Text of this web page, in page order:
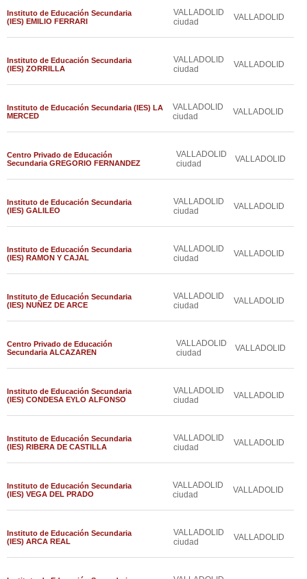
Instituto de Educación Secundaria
(IES) EMILIO FERRARI
VALLADOLID
ciudad
VALLADOLID
Instituto de Educación Secundaria
(IES) ZORRILLA
VALLADOLID
ciudad
VALLADOLID
Instituto de Educación Secundaria (IES) LA
MERCED
VALLADOLID
ciudad
VALLADOLID
Centro Privado de Educación
Secundaria GREGORIO FERNANDEZ
VALLADOLID
ciudad
VALLADOLID
Instituto de Educación Secundaria
(IES) GALILEO
VALLADOLID
ciudad
VALLADOLID
Instituto de Educación Secundaria
(IES) RAMON Y CAJAL
VALLADOLID
ciudad
VALLADOLID
Instituto de Educación Secundaria
(IES) NUÑEZ DE ARCE
VALLADOLID
ciudad
VALLADOLID
Centro Privado de Educación
Secundaria ALCAZAREN
VALLADOLID
ciudad
VALLADOLID
Instituto de Educación Secundaria
(IES) CONDESA EYLO ALFONSO
VALLADOLID
ciudad
VALLADOLID
Instituto de Educación Secundaria
(IES) RIBERA DE CASTILLA
VALLADOLID
ciudad
VALLADOLID
Instituto de Educación Secundaria
(IES) VEGA DEL PRADO
VALLADOLID
ciudad
VALLADOLID
Instituto de Educación Secundaria
(IES) ARCA REAL
VALLADOLID
ciudad
VALLADOLID